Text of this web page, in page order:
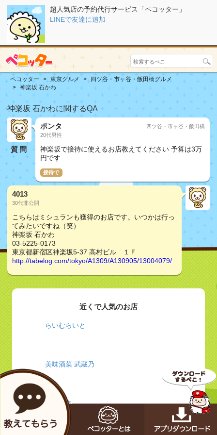
超人気店の予約代行サービス「ペコッター」
LINEで友達に追加
ペコッター 東京グルメ
四ツ谷・市ヶ谷・飯田橋グルメ
神楽坂 石かわ
神楽坂 石かわに関するQA
質問
ポンタ
20代男性
四ツ谷・市ヶ谷・飯田橋
神楽坂で接待に使えるお店教えてください 予算は3万
円です
接待で
4013
30代非公開
こちらはミシュランも獲得のお店です。いつかは行っ
てみたいですね（笑）
神楽坂 石かわ
03-5225-0173
東京都新宿区神楽坂5-37 高村ビル １Ｆ
http://tabelog.com/tokyo/A1309/A130905/13004079/
近くで人気のお店
らいむらいと
美味酒菜 武蔵乃
ノルブネ